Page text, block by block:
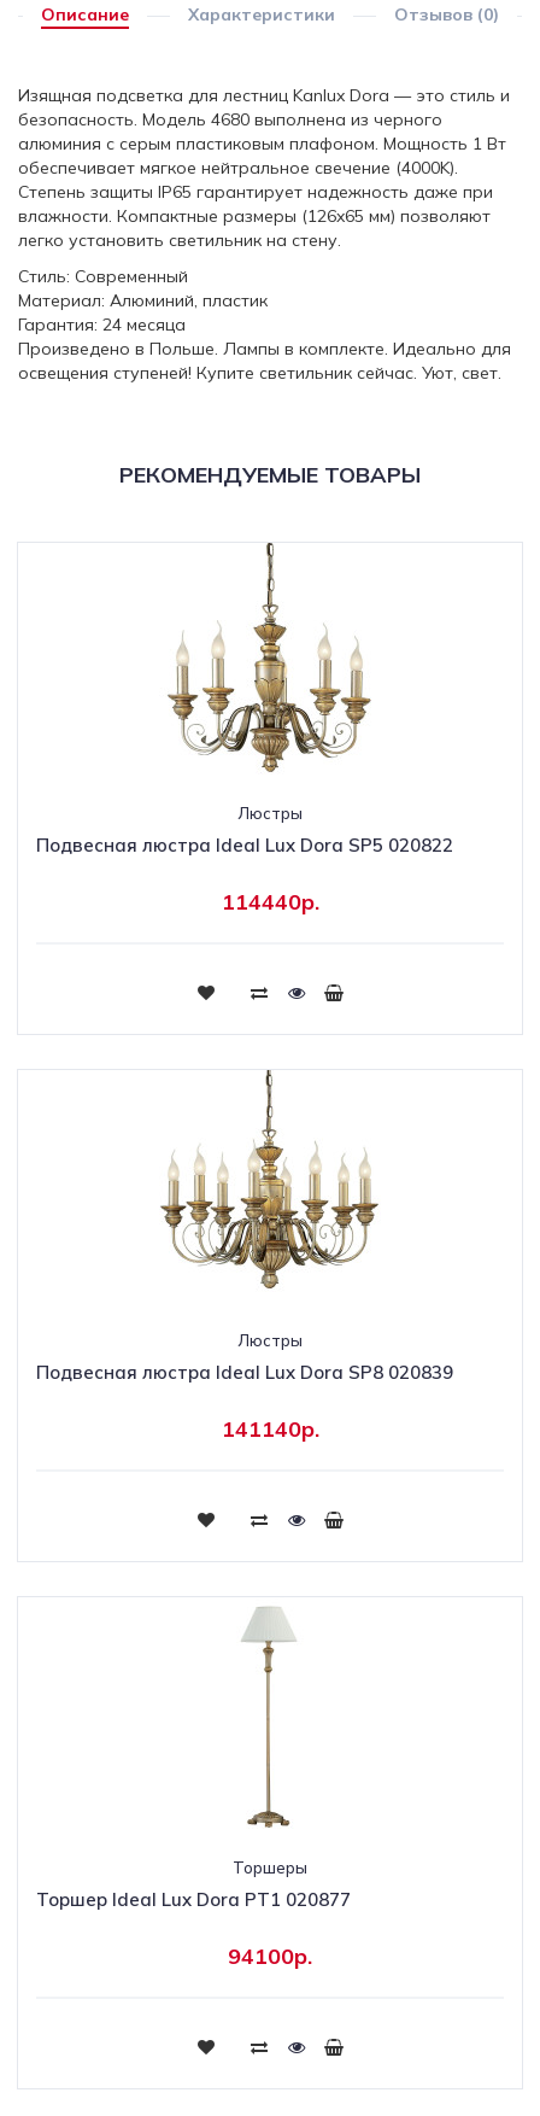
Описание Характеристики Отзывов (0)
Изящная подсветка для лестниц Kanlux Dora — это стиль и
безопасность. Модель 4680 выполнена из черного
алюминия с серым пластиковым плафоном. Мощность 1 Вт
обеспечивает мягкое нейтральное свечение (4000K).
Степень защиты IP65 гарантирует надежность даже при
влажности. Компактные размеры (126x65 мм) позволяют
легко установить светильник на стену.
Стиль: Современный
Материал: Алюминий, пластик
Гарантия: 24 месяца
Произведено в Польше. Лампы в комплекте. Идеально для
освещения ступеней! Купите светильник сейчас. Уют, свет.
РЕКОМЕНДУЕМЫЕ ТОВАРЫ
Люстры
Подвесная люстра Ideal Lux Dora SP5 020822
114440р.
Люстры
Подвесная люстра Ideal Lux Dora SP8 020839
141140р.
Торшеры
Торшер Ideal Lux Dora PT1 020877
94100р.